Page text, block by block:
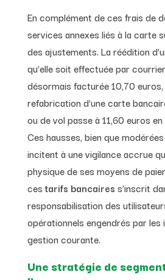
En complément de ces frais de
services annexes liés à la carte
des ajustements. La réédition
qu’elle soit effectuée par
désormais facturée 10,70
refabrication d’une carte
ou de vol passe à 11,60 euros
Ces hausses, bien que
incitent à une vigilance accrue
physique de ses moyens de
ces tarifs bancaires s’inscrit
responsabilisation des
opérationnels engendrés par les
gestion courante.
Une stratégie de